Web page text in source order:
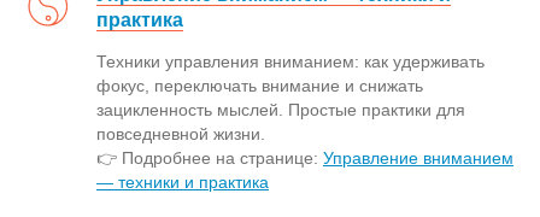
практика
Техники управления вниманием: как удерживать
фокус, переключать внимание и снижать
зацикленность мыслей. Простые практики для
повседневной жизни.
👉 Подробнее на странице: Управление вниманием
— техники и практика